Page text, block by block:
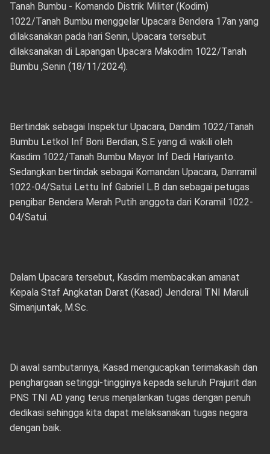
Tanah Bumbu - Komando Distrik Militer (Kodim)
1022/Tanah Bumbu menggelar Upacara Bendera 17an yang
dilaksanakan pada hari Senin, Upacara tersebut
dilaksanakan di Lapangan Upacara Makodim 1022/Tanah
Bumbu ,Senin (18/11/2024).
Bertindak sebagai Inspektur Upacara, Dandim 1022/Tanah
Bumbu Letkol Inf Boni Berdian, S.E yang di wakili oleh
Kasdim 1022/Tanah Bumbu Mayor Inf Dedi Hariyanto.
Sedangkan bertindak sebagai Komandan Upacara, Danramil
1022-04/Satui Lettu Inf Gabriel L.B dan sebagai petugas
pengibar Bendera Merah Putih anggota dari Koramil 1022-
04/Satui.
Dalam Upacara tersebut, Kasdim membacakan amanat
Kepala Staf Angkatan Darat (Kasad) Jenderal TNI Maruli
Simanjuntak, M.Sc.
Di awal sambutannya, Kasad mengucapkan terimakasih dan
penghargaan setinggi-tingginya kepada seluruh Prajurit dan
PNS TNI AD yang terus menjalankan tugas dengan penuh
dedikasi sehingga kita dapat melaksanakan tugas negara
dengan baik.